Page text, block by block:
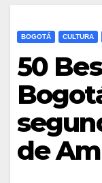
BOGOTÁ CULTURA
50
de